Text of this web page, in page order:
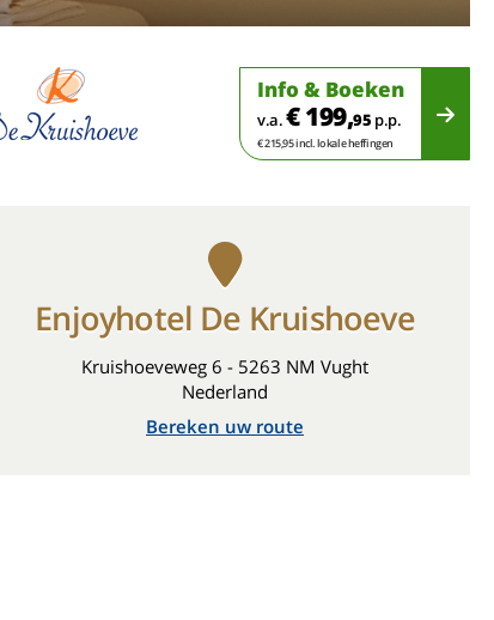
Info & Boeken
v.a.€ 199,95 p.p.
€ 215,95 incl. lokale heffingen
Enjoyhotel De Kruishoeve
Kruishoeveweg 6 - 5263 NM Vught
Nederland
Bereken uw route